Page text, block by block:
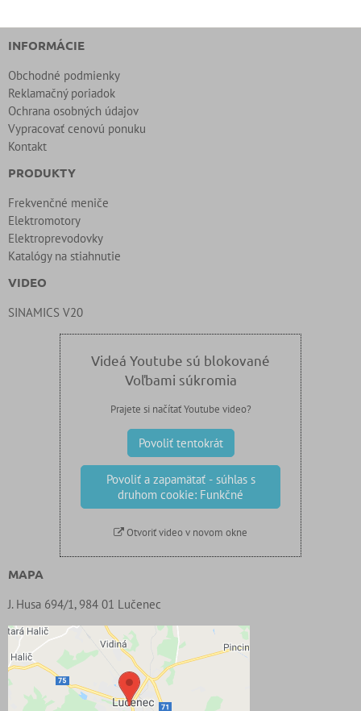
INFORMÁCIE
Obchodné podmienky
Reklamačný poriadok
Ochrana osobných údajov
Vypracovať cenovú ponuku
Kontakt
PRODUKTY
Frekvenčné meniče
Elektromotory
Elektroprevodovky
Katalógy na stiahnutie
VIDEO
SINAMICS V20
Videá Youtube sú blokované
Voľbami súkromia
Prajete si načítať Youtube video?
Povoliť tentokrát
Povoliť a zapamätať - súhlas s
druhom cookie: Funkčné
Otvoriť video v novom okne
MAPA
J. Husa 694/1, 984 01 Lučenec